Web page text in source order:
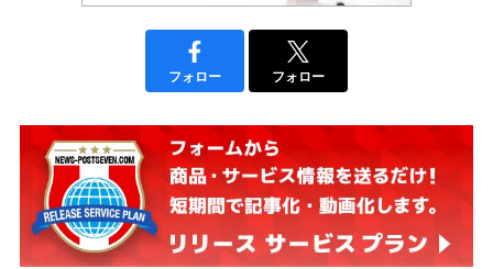
フォロー フォロー